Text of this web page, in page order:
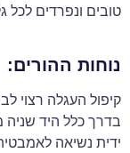
טובים ונפרדים לכל
נוחות ההורים:
קיפול העגלה רצוי
בדרך כלל היד שניה
ידית נשיאה